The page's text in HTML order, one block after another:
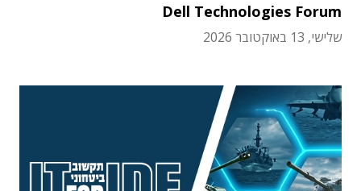
Dell Technologies Forum
שלישי, 13 באוקטובר 2026